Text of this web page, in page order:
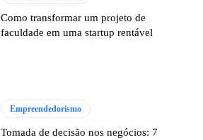
Como transformar um projeto de
faculdade em uma startup rentável
Empreendedorismo
Tomada de decisão nos negócios: 7